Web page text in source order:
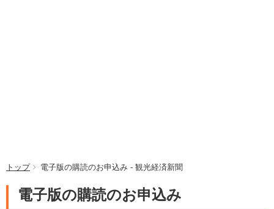
トップ 電子版の購読のお申込み - 観光経済新聞
電子版の購読のお申込み